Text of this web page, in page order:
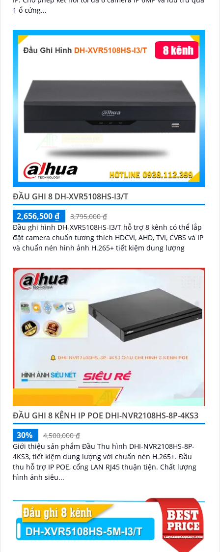
1 ổ cứng...
ĐẦU GHI 8 DH-XVR5108HS-I3/T
2,656,500 ₫
3,795,000 ₫
Đầu ghi hình DH-XVR5108HS-I3/T hỗ trợ 8 kênh có thể lắp
đặt camera chuẩn tương thích HDCVI, AHD, TVI, CVBS và IP
và chuẩn nén hình ảnh H.265+ tiết kiệm dung lượng
ĐẦU GHI 8 KÊNH IP POE DHI-NVR2108HS-8P-4KS3
30%
4,500,000 ₫
Giới thiệu sản phẩm Đầu Thu hình DHI-NVR2108HS-8P-
4KS3, tiết kiệm dung lượng với chuẩn nén H.265+. Đầu
thu hỗ trợ IP POE, cổng LAN RJ45 thuận tiện. Chất lượng
hình ảnh siêu...